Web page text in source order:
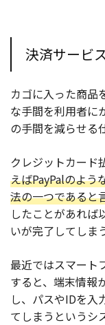
決済サービ
カゴに入った商品
な手間を利用者に
の手間を減らせる
クレジットカード
えばPayPalのよう
法の一つであると
したことがあれば
いが完了してしま
最近ではスマート
すると、端末情報
し、パスやIDを入
てしまうというシ